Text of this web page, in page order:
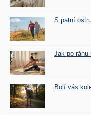
S patní
Jak po ránu
Bolí vás